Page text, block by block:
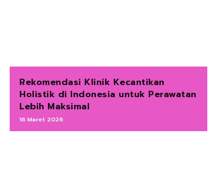
Rekomendasi Klinik Kecantikan
Holistik di Indonesia untuk Perawatan
Lebih Maksimal
16 Maret 2026